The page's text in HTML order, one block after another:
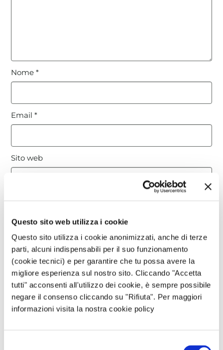
Questo sito web utilizza i cookie
Questo sito utilizza i cookie anonimizzati, anche di terze
parti, alcuni indispensabili per il suo funzionamento
(cookie tecnici) e per garantire che tu possa avere la
migliore esperienza sul nostro sito. Cliccando "Accetta
tutti" acconsenti all'utilizzo dei cookie, è sempre possibile
negare il consenso cliccando su "Rifiuta". Per maggiori
informazioni visita la nostra cookie policy
Nome*
Email*
Sito web
Avvertimi via email in caso di risposte al mio
commento.
Avvertimi via email alla pubblicazione di un nuovo
articolo.